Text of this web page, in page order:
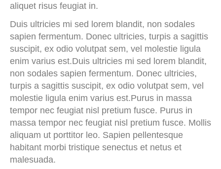
aliquet risus feugiat in.
Duis ultricies mi sed lorem blandit, non sodales
sapien fermentum. Donec ultricies, turpis a sagittis
suscipit, ex odio volutpat sem, vel molestie ligula
enim varius est.Duis ultricies mi sed lorem blandit,
non sodales sapien fermentum. Donec ultricies,
turpis a sagittis suscipit, ex odio volutpat sem, vel
molestie ligula enim varius est.Purus in massa
tempor nec feugiat nisl pretium fusce. Purus in
massa tempor nec feugiat nisl pretium fusce. Mollis
aliquam ut porttitor leo. Sapien pellentesque
habitant morbi tristique senectus et netus et
malesuada.